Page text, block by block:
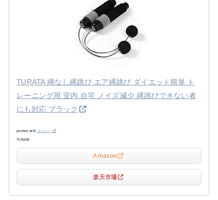
TURATA 縄なし縄跳び エア縄跳び ダイエット簡単 ト
レーニング用 室内 自宅 ノイズ減少 縄跳びできない者
にも対応 ブラック
posted with カエレバ
TURATA
Amazon
楽天市場